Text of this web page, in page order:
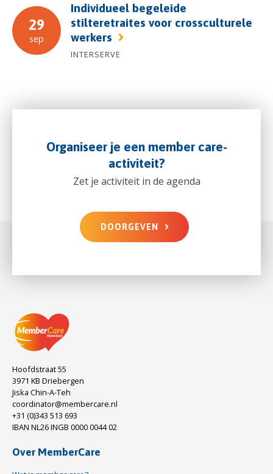
29
sep
Individueel begeleide
stilteretraites voor crossculturele
werkers
INTERSERVE
Organiseer je een member care-
activiteit?
Zet je activiteit in de agenda
DOORGEVEN
Hoofdstraat 55
3971 KB Driebergen
Jiska Chin-A-Teh
coordinator@membercare.nl
+31 (0)343 513 693
IBAN NL26 INGB 0000 0044 02
Over MemberCare